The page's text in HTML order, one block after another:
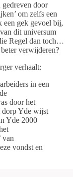
gedreven door
om zelfs een
een gek gevoel bij,
dit universum
Regel dan toch…
verwijderen?
verhaalt:
in een
door het
dorp Yde wijst
Yde 2000
van
vondst en